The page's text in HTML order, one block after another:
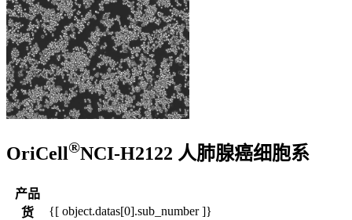
OriCell®NCI-H2122 人肺腺癌细胞系
产品
货
{[ object.datas[0].sub_number ]}